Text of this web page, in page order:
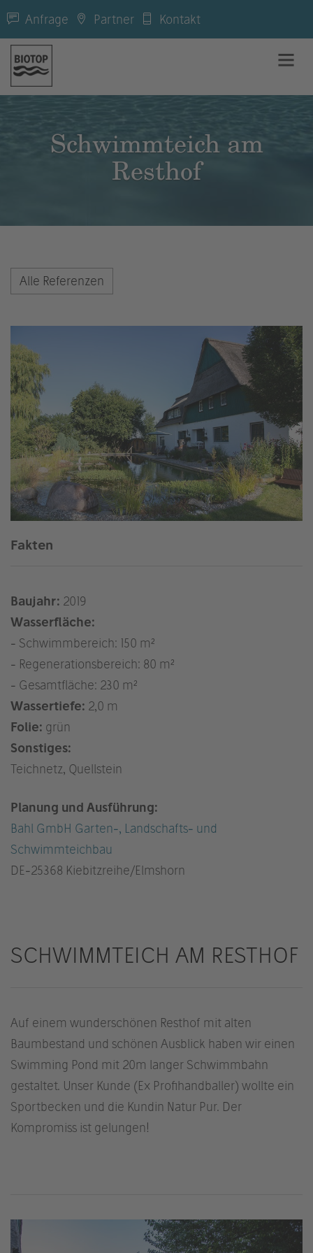
Anfrage Partner Kontakt
Schwimmteich am
Resthof
Alle Referenzen
Fakten
Baujahr: 2019
Wasserfläche:
- Schwimmbereich: 150 m²
- Regenerationsbereich: 80 m²
- Gesamtfläche: 230 m²
Wassertiefe: 2,0 m
Folie: grün
Sonstiges:
Teichnetz, Quellstein
Planung und Ausführung:
Bahl GmbH Garten-, Landschafts- und
Schwimmteichbau
DE-25368 Kiebitzreihe/Elmshorn
SCHWIMMTEICH AM RESTHOF
Auf einem wunderschönen Resthof mit alten
Baumbestand und schönen Ausblick haben wir einen
Swimming Pond mit 20m langer Schwimmbahn
gestaltet. Unser Kunde (Ex Profihandballer) wollte ein
Sportbecken und die Kundin Natur Pur. Der
Kompromiss ist gelungen!